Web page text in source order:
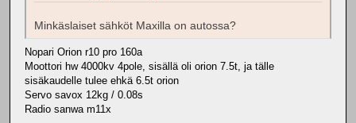
Minkäslaiset sähköt Maxilla on autossa?
Nopari Orion r10 pro 160a
Moottori hw 4000kv 4pole, sisällä oli orion 7.5t, ja tälle
sisäkaudelle tulee ehkä 6.5t orion
Servo savox 12kg / 0.08s
Radio sanwa m11x